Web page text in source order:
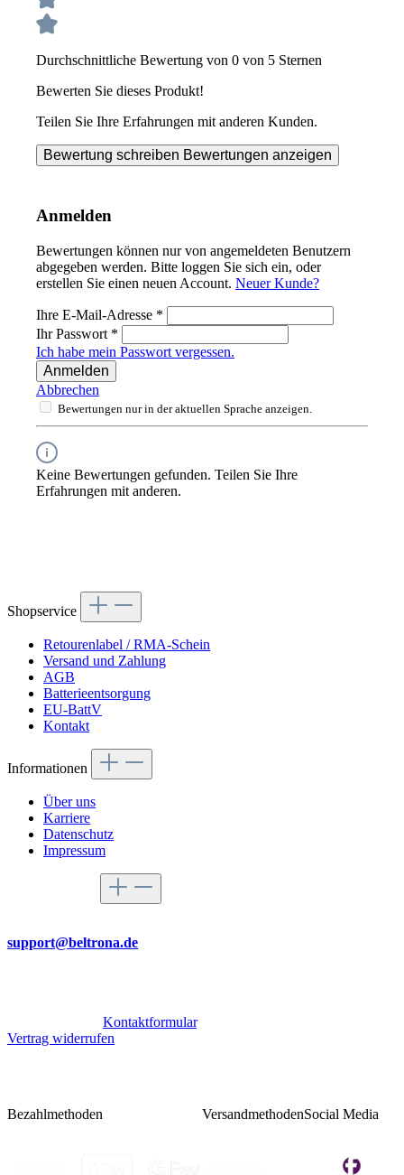
Durchschnittliche Bewertung von 0 von 5 Sternen
Bewerten Sie dieses Produkt!
Teilen Sie Ihre Erfahrungen mit anderen Kunden.
Bewertung schreiben Bewertungen anzeigen
Anmelden
Bewertungen können nur von angemeldeten Benutzern
abgegeben werden. Bitte loggen Sie sich ein, oder
erstellen Sie einen neuen Account. Neuer Kunde?
Ihre E-Mail-Adresse *
Ihr Passwort *
Ich habe mein Passwort vergessen.
Anmelden
Abbrechen
Bewertungen nur in der aktuellen Sprache anzeigen.
Keine Bewertungen gefunden. Teilen Sie Ihre
Erfahrungen mit anderen.
Shopservice
Retourenlabel / RMA-Schein
Versand und Zahlung
AGB
Batterieentsorgung
EU-BattV
Kontakt
Informationen
Über uns
Karriere
Datenschutz
Impressum
support@beltrona.de
Kontaktformular.
Vertrag widerrufen
Bezahlmethoden VersandmethodenSocial Media